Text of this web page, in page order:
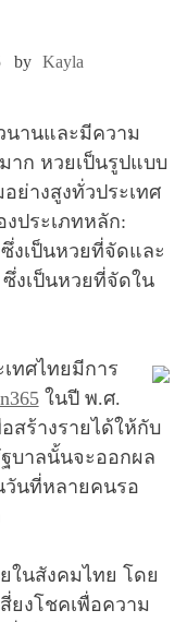
by Kayla
นานและมีความ
ก หวยเป็นรูปแบบ
ย่างสูงทั่วประเทศ
ประเภทหลัก:
งเป็นหวยที่จัดและ
งเป็นหวยที่จัดใน
ทศไทยมีการ
ในปี พ.ศ.
สร้างรายได้ให้กับ
บาลนั้นจะออกผล
วันที่หลายคนรอ
ในสังคมไทย โดย
ยงโชคเพื่อความ